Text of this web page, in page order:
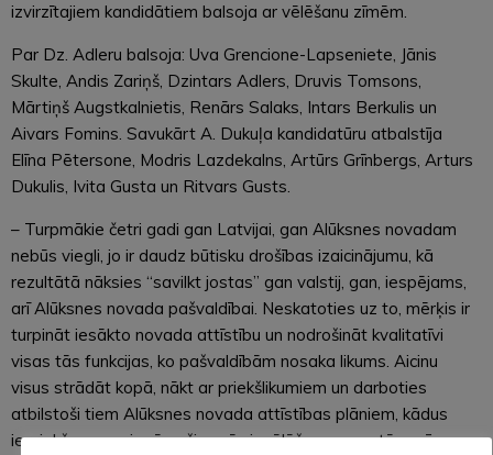
izvirzītajiem kandidātiem balsoja ar vēlēšanu zīmēm.
Par Dz. Adleru balsoja: Uva Grencione-Lapseniete, Jānis
Skulte, Andis Zariņš, Dzintars Adlers, Druvis Tomsons,
Mārtiņš Augstkalnietis, Renārs Salaks, Intars Berkulis un
Aivars Fomins. Savukārt A. Dukuļa kandidatūru atbalstīja
Elīna Pētersone, Modris Lazdekalns, Artūrs Grīnbergs, Arturs
Dukulis, Ivita Gusta un Ritvars Gusts.
– Turpmākie četri gadi gan Latvijai, gan Alūksnes novadam
nebūs viegli, jo ir daudz būtisku drošības izaicinājumu, kā
rezultātā nāksies “savilkt jostas” gan valstij, gan, iespējams,
arī Alūksnes novada pašvaldībai. Neskatoties uz to, mērķis ir
turpināt iesākto novada attīstību un nodrošināt kvalitatīvi
visas tās funkcijas, ko pašvaldībām nosaka likums. Aicinu
visus strādāt kopā, nākt ar priekšlikumiem un darboties
atbilstoši tiem Alūksnes novada attīstības plāniem, kādus
iepriekš esam pieņēmuši, – pēc ievēlēšanas amatā sacīja